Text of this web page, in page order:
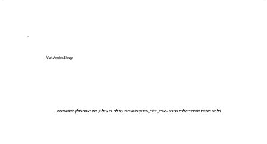
VetAmin Shop
כל מה שחיית המחמד שלכם צריכה – אוכל, ציוד, פינוקים ושירות עם לב. כי אצלנו, הם באמת חלק מהמשפחה.